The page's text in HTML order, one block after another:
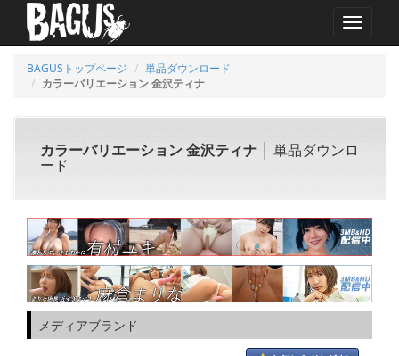
MENU
BAGUSトップページ
単品ダウンロード
カラーバリエーション 金沢ティナ
カラーバリエーション 金沢ティナ │ 単品ダウンロ
ード
メディアブランド